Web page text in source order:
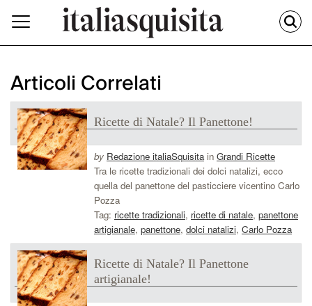
Articoli Correlati
Ricette di Natale? Il Panettone!
by Redazione italiaSquisitain Grandi Ricette
Tra le ricette tradizionali dei dolci natalizi, ecco
quella del panettone del pasticciere vicentino Carlo
Pozza
Tag: ricette tradizionali, ricette di natale, panettone
artigianale, panettone, dolci natalizi, Carlo Pozza
Ricette di Natale? Il Panettone
artigianale!